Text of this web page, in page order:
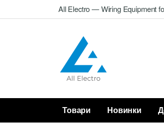
to
to
All Electro — Wiring Equipment
Товари Новинки